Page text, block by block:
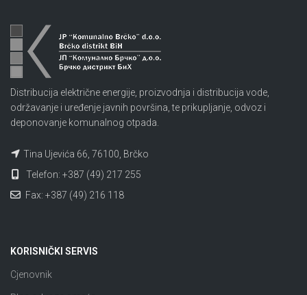
Distribucija električne energije, proizvodnja i distribucija vode,
održavanje i uređenje javnih površina, te prikupljanje, odvoz i
deponovanje komunalnog otpada.
Tina Ujevića 66, 76100, Brčko
Telefon: +387 (49) 217 255
Fax: +387 (49) 216 118
KORISNIČKI SERVIS
Cjenovnik